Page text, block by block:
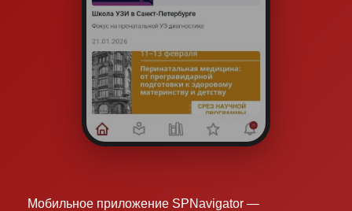
Мобильное приложение SPNavigator —